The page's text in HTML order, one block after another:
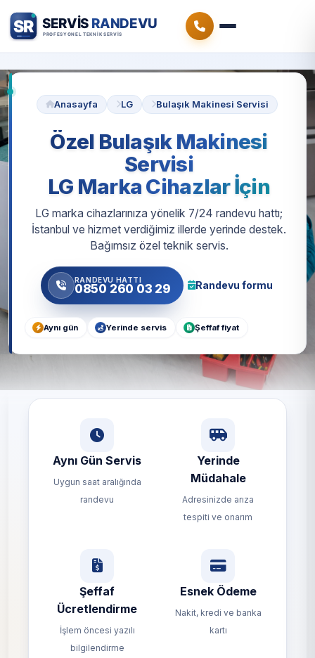
Anasayfa LG Bulaşık Makinesi Servisi
Özel Bulaşık Makinesi
Servisi
LG Marka Cihazlar İçin
LG marka cihazlarınıza yönelik 7/24 randevu hattı;
İstanbul ve hizmet verdiğimiz illerde yerinde destek.
Bağımsız özel teknik servis.
RANDEVU HATTI
0850 260 03 29 Randevu formu
Aynı gün Yerinde servis Şeffaf fiyat
Aynı Gün Servis
Uygun saat aralığında
randevu
Yerinde
Müdahale
Adresinizde arıza
tespiti ve onarım
Şeffaf
Ücretlendirme
İşlem öncesi yazılı
bilgilendirme
Esnek Ödeme
Nakit, kredi ve banka
kartı